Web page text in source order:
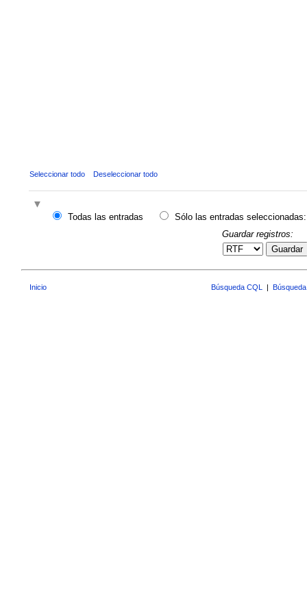
Seleccionar todo Deseleccionar todo
Todas las entradas
Sólo las entradas seleccionadas:
Guardar registros:
Guardar
Inicio Búsqueda CQL